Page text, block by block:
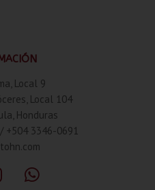
Local 9
Local 104
Honduras
+504 3346-0691